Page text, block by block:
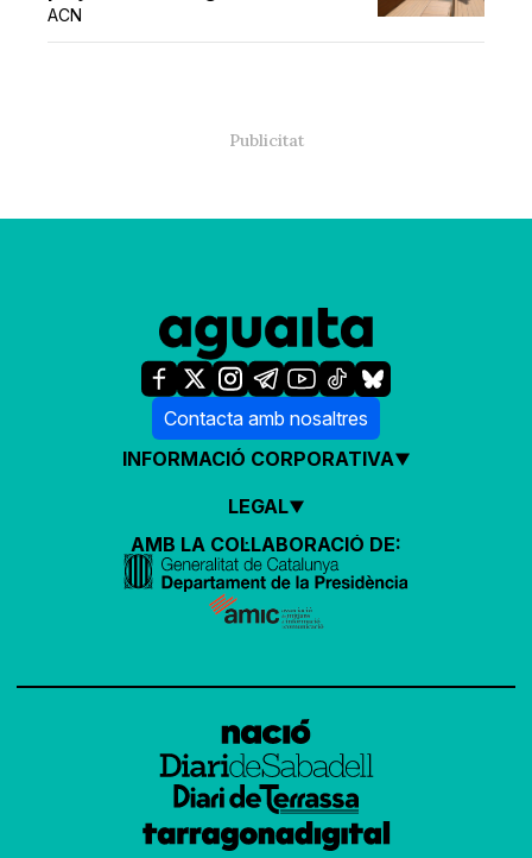
ACN
Contacta amb nosaltres
INFORMACIÓ CORPORATIVA
LEGAL
AMB LA COL·LABORACIÓ DE: